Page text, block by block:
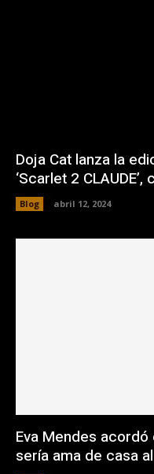
Doja Cat lanza la
‘Scarlet 2
Blog abril 12, 2024
Eva Mendes acordó
sería ama de casa